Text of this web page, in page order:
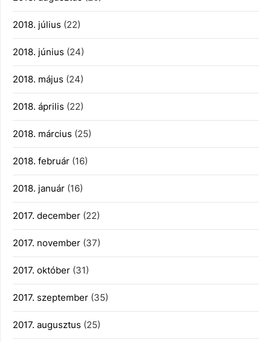
2018. július (22)
2018. június (24)
2018. május (24)
2018. április (22)
2018. március (25)
2018. február (16)
2018. január (16)
2017. december (22)
2017. november (37)
2017. október (31)
2017. szeptember (35)
2017. augusztus (25)